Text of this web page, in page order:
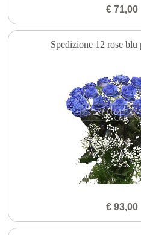
€ 71,00
Spedizione 12 rose blu
€ 93,00